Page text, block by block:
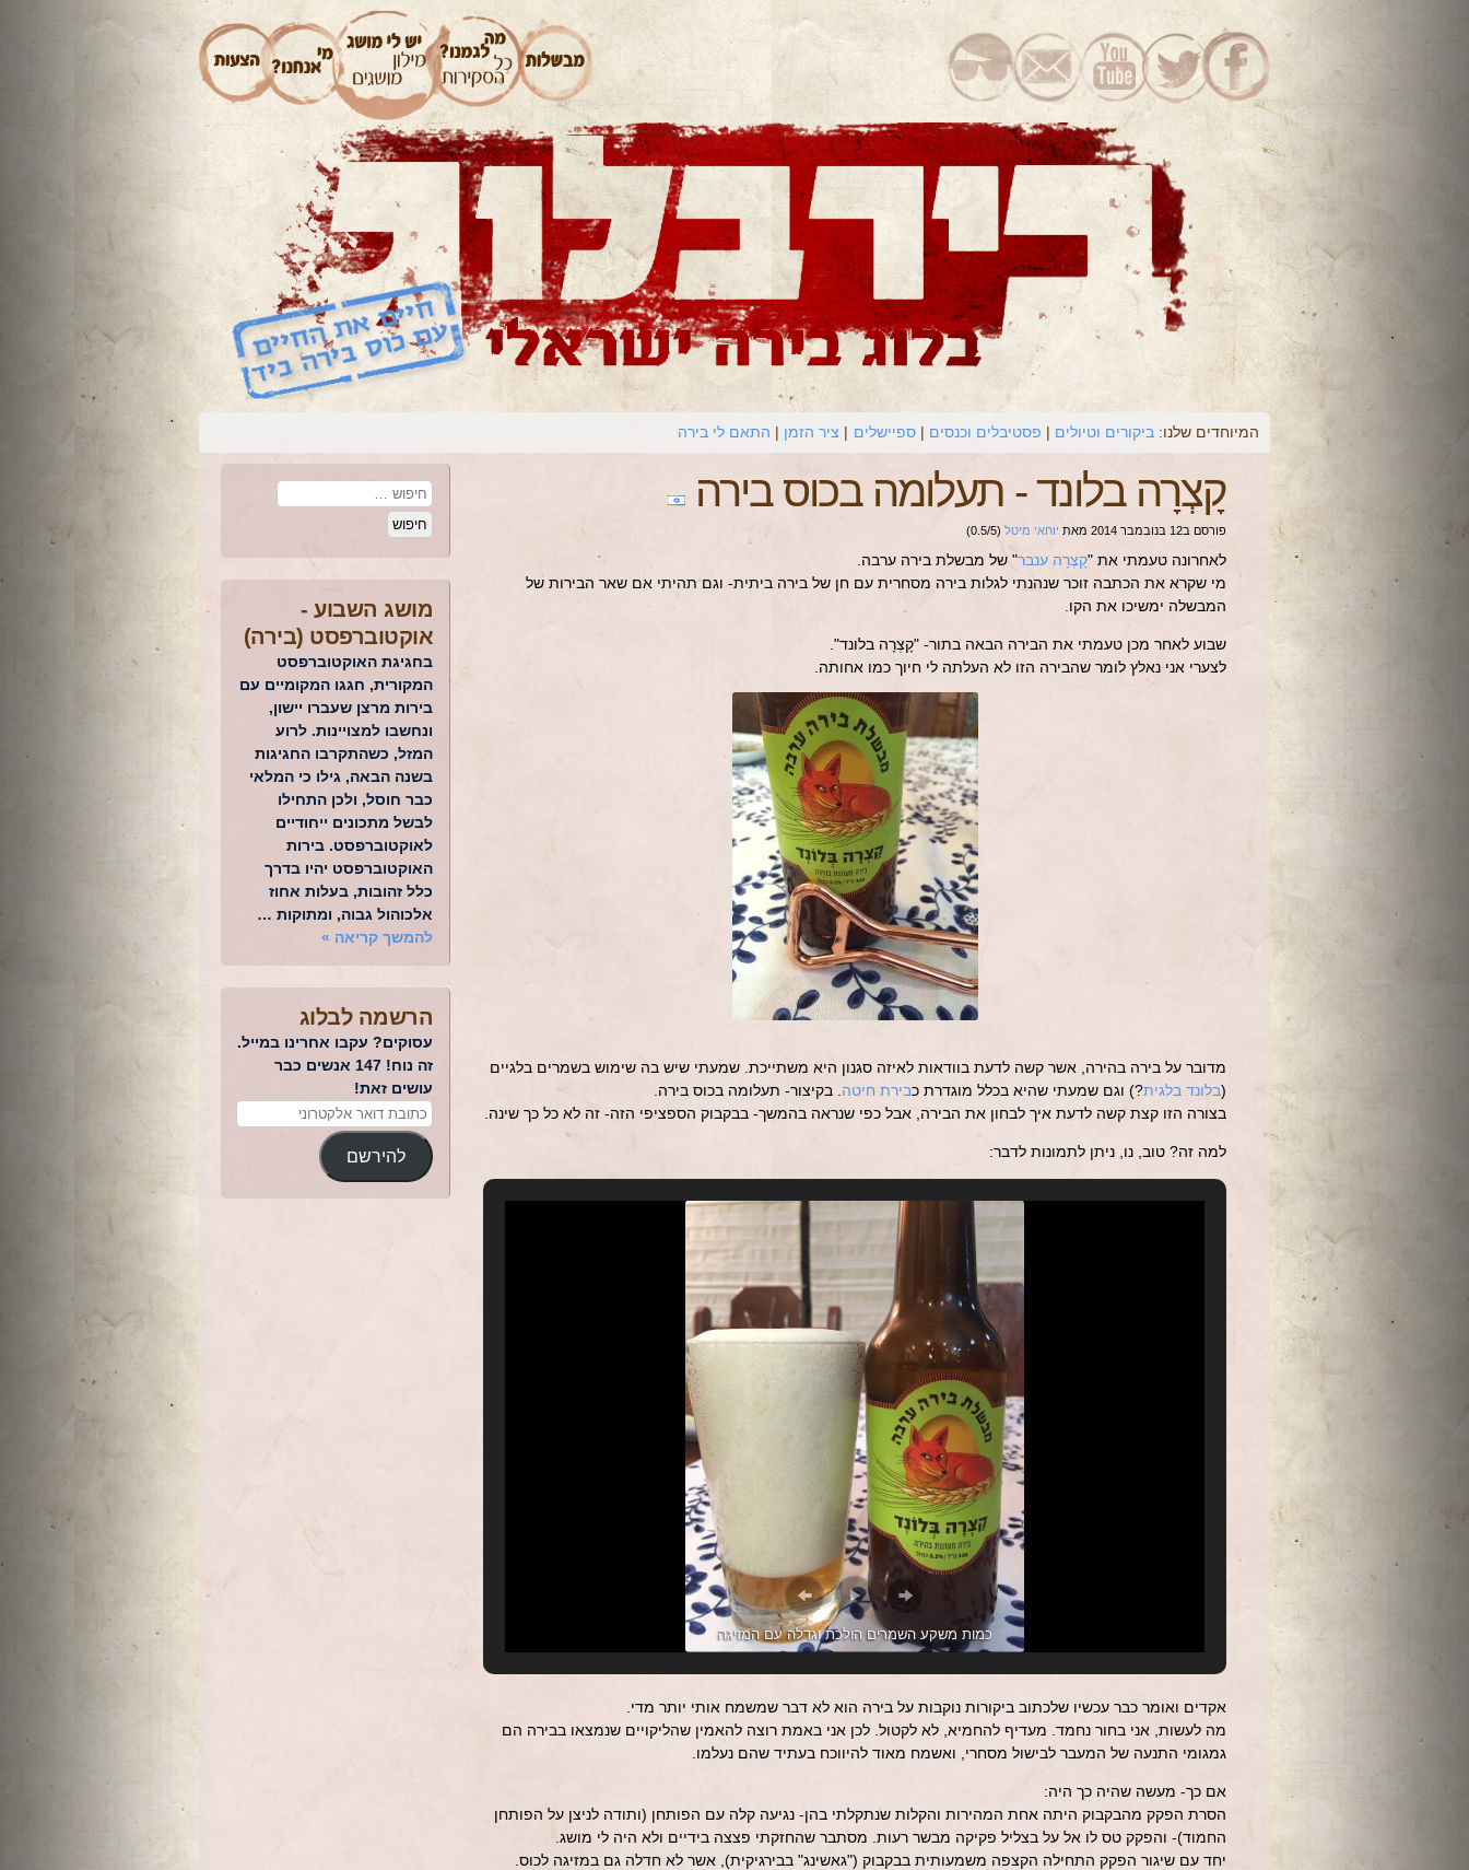
המיוחדים שלנו: ביקורים וטיולים פסטיבלים וכנסים ספיישלים ציר הזמן התאם לי בירה
קָצְרָה בלונד- תעלומה בכוס בירה
פורסם ב12 בנובמבר 2014 מאת יוחאי מיטל (
0.5/5
)
לאחרונה טעמתי את "קָצְרָה ענבר" של מבשלת בירה ערבה.
מי שקרא את הכתבה זוכר שנהנתי לגלות בירה מסחרית עם חן של בירה ביתית- וגם תהיתי אם שאר הבירות של
המבשלה ימשיכו את הקו.
שבוע לאחר מכן טעמתי את הבירה הבאה בתור- "קָצְרָה בלונד".
לצערי אני נאלץ לומר שהבירה הזו לא העלתה לי חיוך כמו אחותה.
מדובר על בירה בהירה, אשר קשה לדעת בוודאות לאיזה סגנון היא משתייכת. שמעתי שיש בה שימוש בשמרים בלגיים
(בלונד בלגית?) וגם שמעתי שהיא בכלל מוגדרת כבירת חיטה . בקיצור- תעלומה בכוס בירה.
בצורה הזו קצת קשה לדעת איך לבחון את הבירה, אבל כפי שנראה בהמשך- בבקבוק הספציפי הזה- זה לא כל כך שינה.
למה זה? טוב, נו, ניתן לתמונות לדבר:
כמות משקע השמרים הולכת וגדלה עם המזיגה
אקדים ואומר כבר עכשיו שלכתוב ביקורות נוקבות על בירה הוא לא דבר שמשמח אותי יותר מדי.
מה לעשות, אני בחור נחמד. מעדיף להחמיא, לא לקטול. לכן אני באמת רוצה להאמין שהליקויים שנמצאו בבירה הם
גמגומי התנעה של המעבר לבישול מסחרי, ואשמח מאוד להיווכח בעתיד שהם נעלמו.
אם כך- מעשה שהיה כך היה:
הסרת הפקק מהבקבוק היתה אחת המהירות והקלות שנתקלתי בהן- נגיעה קלה עם הפותחן (ותודה לניצן על הפותחן
החמוד)- והפקק טס לו אל על בצליל פקיקה מבשר רעות. מסתבר שהחזקתי פצצה בידיים ולא היה לי מושג.
יחד עם שיגור הפקק התחילה הקצפה משמעותית בבקבוק ("גאשינג" בבירגיקית), אשר לא חדלה גם במזיגה לכוס.
מושג השבוע -
אוקטוברפסט (בירה)
בחגיגת האוקטוברפסט
המקורית, חגגו המקומיים עם
בירות מרצן שעברו יישון,
ונחשבו למצויינות. לרוע
המזל, כשהתקרבו החגיגות
בשנה הבאה, גילו כי המלאי
כבר חוסל, ולכן התחילו
לבשל מתכונים ייחודיים
לאוקטוברפסט. בירות
האוקטוברפסט יהיו בדרך
כלל זהובות, בעלות אחוז
אלכוהול גבוה, ומתוקות …
להמשך קריאה »
הרשמה לבלוג
עסוקים? עקבו אחרינו במייל.
זה נוח! 147 אנשים כבר
עושים זאת!
להירשם